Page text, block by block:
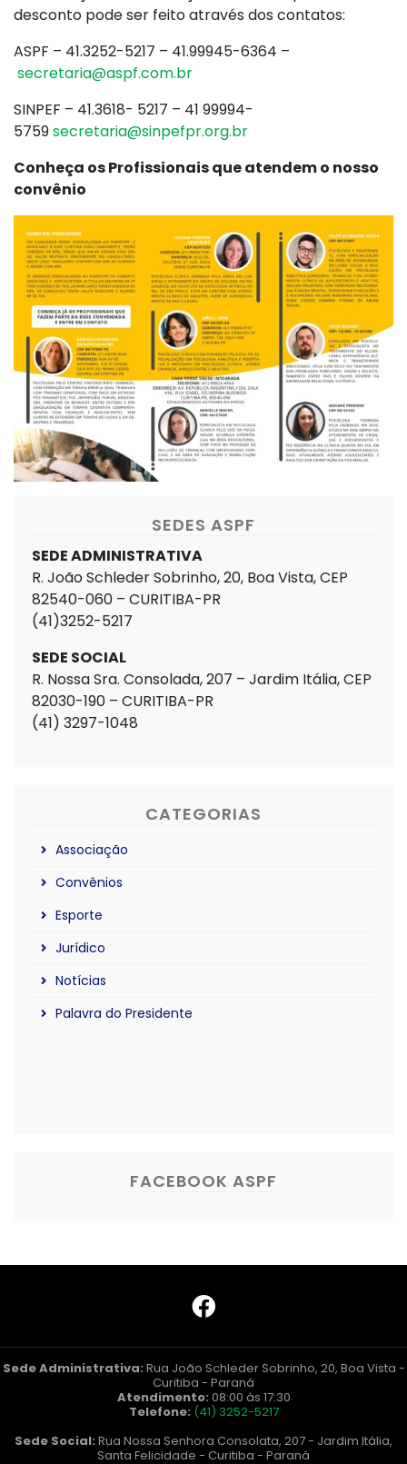
desconto pode ser feito através dos contatos:
ASPF – 41.3252-5217 – 41.99945-6364 –
secretaria@aspf.com.br
SINPEF – 41.3618- 5217 – 41 99994-
5759secretaria@sinpefpr.org.br
Conheça os Profissionais que atendem o nosso
convênio
SEDES ASPF
SEDE ADMINISTRATIVA
R. João Schleder Sobrinho, 20, Boa Vista, CEP
82540-060 – CURITIBA-PR
(41)3252-5217
SEDE SOCIAL
R. Nossa Sra. Consolada, 207 – Jardim Itália, CEP
82030-190 – CURITIBA-PR
(41) 3297-1048
CATEGORIAS
Associação
Convênios
Esporte
Jurídico
Notícias
Palavra do Presidente
FACEBOOK ASPF
Sede Administrativa: Rua João Schleder Sobrinho, 20, Boa Vista -
Curitiba - Paraná
Atendimento: 08:00 às 17:30
Telefone: (41) 3252-5217
Sede Social: Rua Nossa Senhora Consolata, 207 - Jardim Itália,
Santa Felicidade - Curitiba - Paraná